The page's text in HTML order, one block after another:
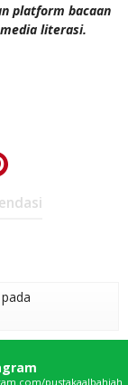
platform bacaan
literasi.